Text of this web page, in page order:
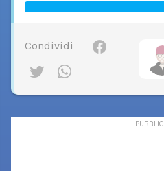
Condividi